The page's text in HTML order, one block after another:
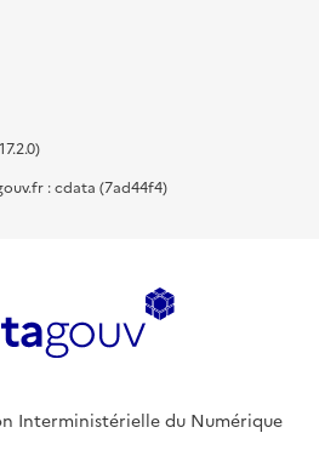
: cdata (7ad44f4)
Interministérielle du Numérique